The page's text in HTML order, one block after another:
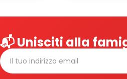
📬 Unisciti alla